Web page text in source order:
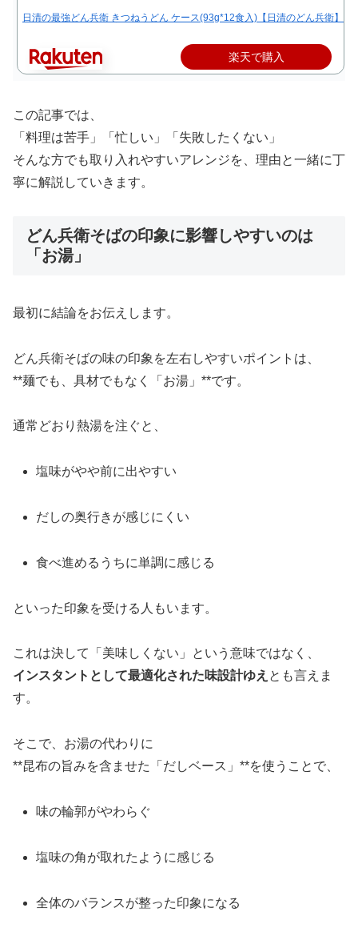
日清の最強どん兵衛 きつねうどん ケース(93g*12食入)【日清のどん兵衛】[…
楽天で購入
この記事では、
「料理は苦手」「忙しい」「失敗したくない」
そんな方でも取り入れやすいアレンジを、理由と一緒に丁
寧に解説していきます。
どん兵衛そばの印象に影響しやすいのは
「お湯」
最初に結論をお伝えします。
どん兵衛そばの味の印象を左右しやすいポイントは、
**麺でも、具材でもなく「お湯」**です。
通常どおり熱湯を注ぐと、
塩味がやや前に出やすい
だしの奥行きが感じにくい
食べ進めるうちに単調に感じる
といった印象を受ける人もいます。
これは決して「美味しくない」という意味ではなく、
インスタントとして最適化された味設計ゆえ とも言えま
す。
そこで、お湯の代わりに
**昆布の旨みを含ませた「だしベース」**を使うことで、
味の輪郭がやわらぐ
塩味の角が取れたように感じる
全体のバランスが整った印象になる